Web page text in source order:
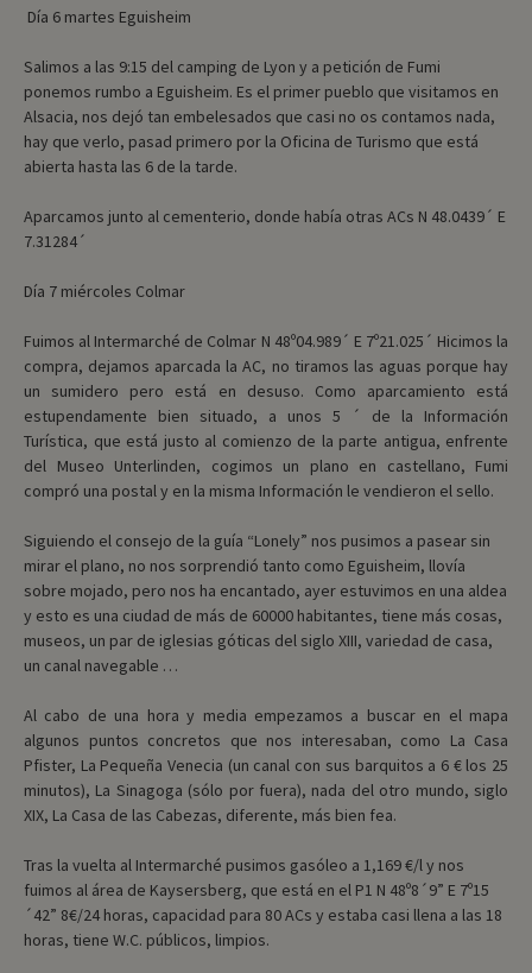
Día 6 martes Eguisheim
Salimos a las 9:15 del camping de Lyon y a petición de Fumi
ponemos rumbo a Eguisheim. Es el primer pueblo que visitamos en
Alsacia, nos dejó tan embelesados que casi no os contamos nada,
hay que verlo, pasad primero por la Oficina de Turismo que está
abierta hasta las 6 de la tarde.
Aparcamos junto al cementerio, donde había otras ACs N 48.0439´ E
7.31284´
Día 7 miércoles Colmar
Fuimos al Intermarché de Colmar N 48º04.989´ E 7º21.025´ Hicimos la
compra, dejamos aparcada la AC, no tiramos las aguas porque hay
un sumidero pero está en desuso. Como aparcamiento está
estupendamente bien situado, a unos 5 ´ de la Información
Turística, que está justo al comienzo de la parte antigua, enfrente
del Museo Unterlinden, cogimos un plano en castellano, Fumi
compró una postal y en la misma Información le vendieron el sello.
Siguiendo el consejo de la guía “Lonely” nos pusimos a pasear sin
mirar el plano, no nos sorprendió tanto como Eguisheim, llovía
sobre mojado, pero nos ha encantado, ayer estuvimos en una aldea
y esto es una ciudad de más de 60000 habitantes, tiene más cosas,
museos, un par de iglesias góticas del siglo XIII, variedad de casa,
un canal navegable …
Al cabo de una hora y media empezamos a buscar en el mapa
algunos puntos concretos que nos interesaban, como La Casa
Pfister, La Pequeña Venecia (un canal con sus barquitos a 6 € los 25
minutos), La Sinagoga (sólo por fuera), nada del otro mundo, siglo
XIX, La Casa de las Cabezas, diferente, más bien fea.
Tras la vuelta al Intermarché pusimos gasóleo a 1,169 €/l y nos
fuimos al área de Kaysersberg, que está en el P1 N 48º8´9” E 7º15
´42” 8€/24 horas, capacidad para 80 ACs y estaba casi llena a las 18
horas, tiene W.C. públicos, limpios.